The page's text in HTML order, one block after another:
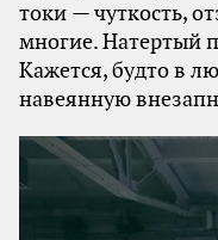
токи — чуткость,
многие. Натертый
Кажется, будто в
навеянную